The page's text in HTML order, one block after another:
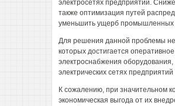
электросетях предприятий.
также оптимизация путей
уменьшить ущерб промышленных
Для решения данной проблемы
которых достигается
электроснабжения оборудования,
электрических сетях
К сожалению, при значительном
экономическая выгода от их